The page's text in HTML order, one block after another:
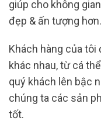
giúp cho không
đẹp & ấn tượng hơn.
Khách hàng của
khác nhau, từ cá
quý khách lên bậc
chúng ta các sản
tốt.